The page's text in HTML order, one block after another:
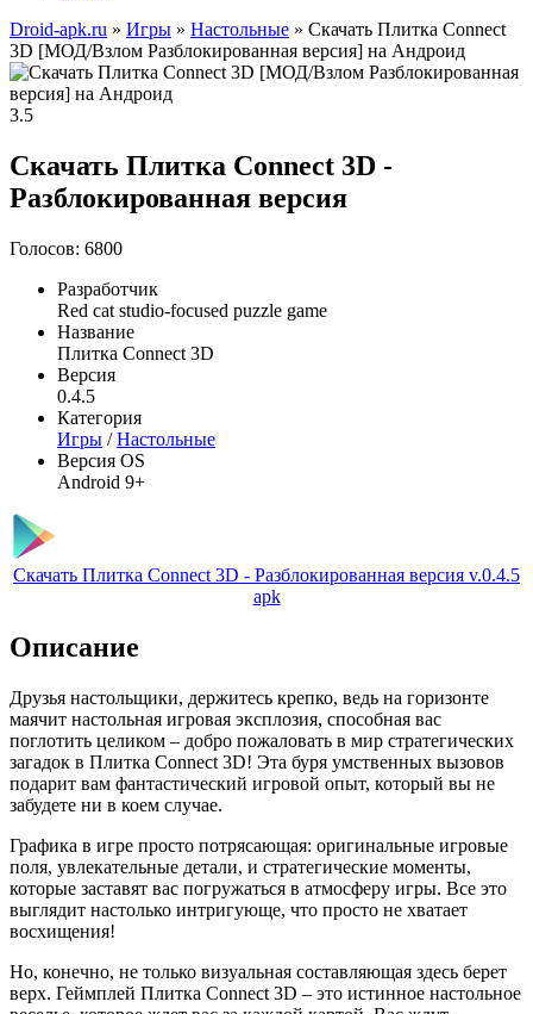
Droid-apk.ru » Игры » Настольные » Скачать Плитка Connect
3D [МОД/Взлом Разблокированная версия] на Андроид
3.5
Скачать Плитка Connect 3D -
Разблокированная версия
Голосов: 6800
Разработчик
Red cat studio-focused puzzle game
Название
Плитка Connect 3D
Версия
0.4.5
Категория
Игры /Настольные
Версия OS
Android 9+
Скачать Плитка Connect 3D - Разблокированная версия v.0.4.5
apk
Описание
Друзья настольщики, держитесь крепко, ведь на горизонте
маячит настольная игровая эксплозия, способная вас
поглотить целиком – добро пожаловать в мир стратегических
загадок в Плитка Connect 3D! Эта буря умственных вызовов
подарит вам фантастический игровой опыт, который вы не
забудете ни в коем случае.
Графика в игре просто потрясающая: оригинальные игровые
поля, увлекательные детали, и стратегические моменты,
которые заставят вас погружаться в атмосферу игры. Все это
выглядит настолько интригующе, что просто не хватает
восхищения!
Но, конечно, не только визуальная составляющая здесь берет
верх. Геймплей Плитка Connect 3D – это истинное настольное